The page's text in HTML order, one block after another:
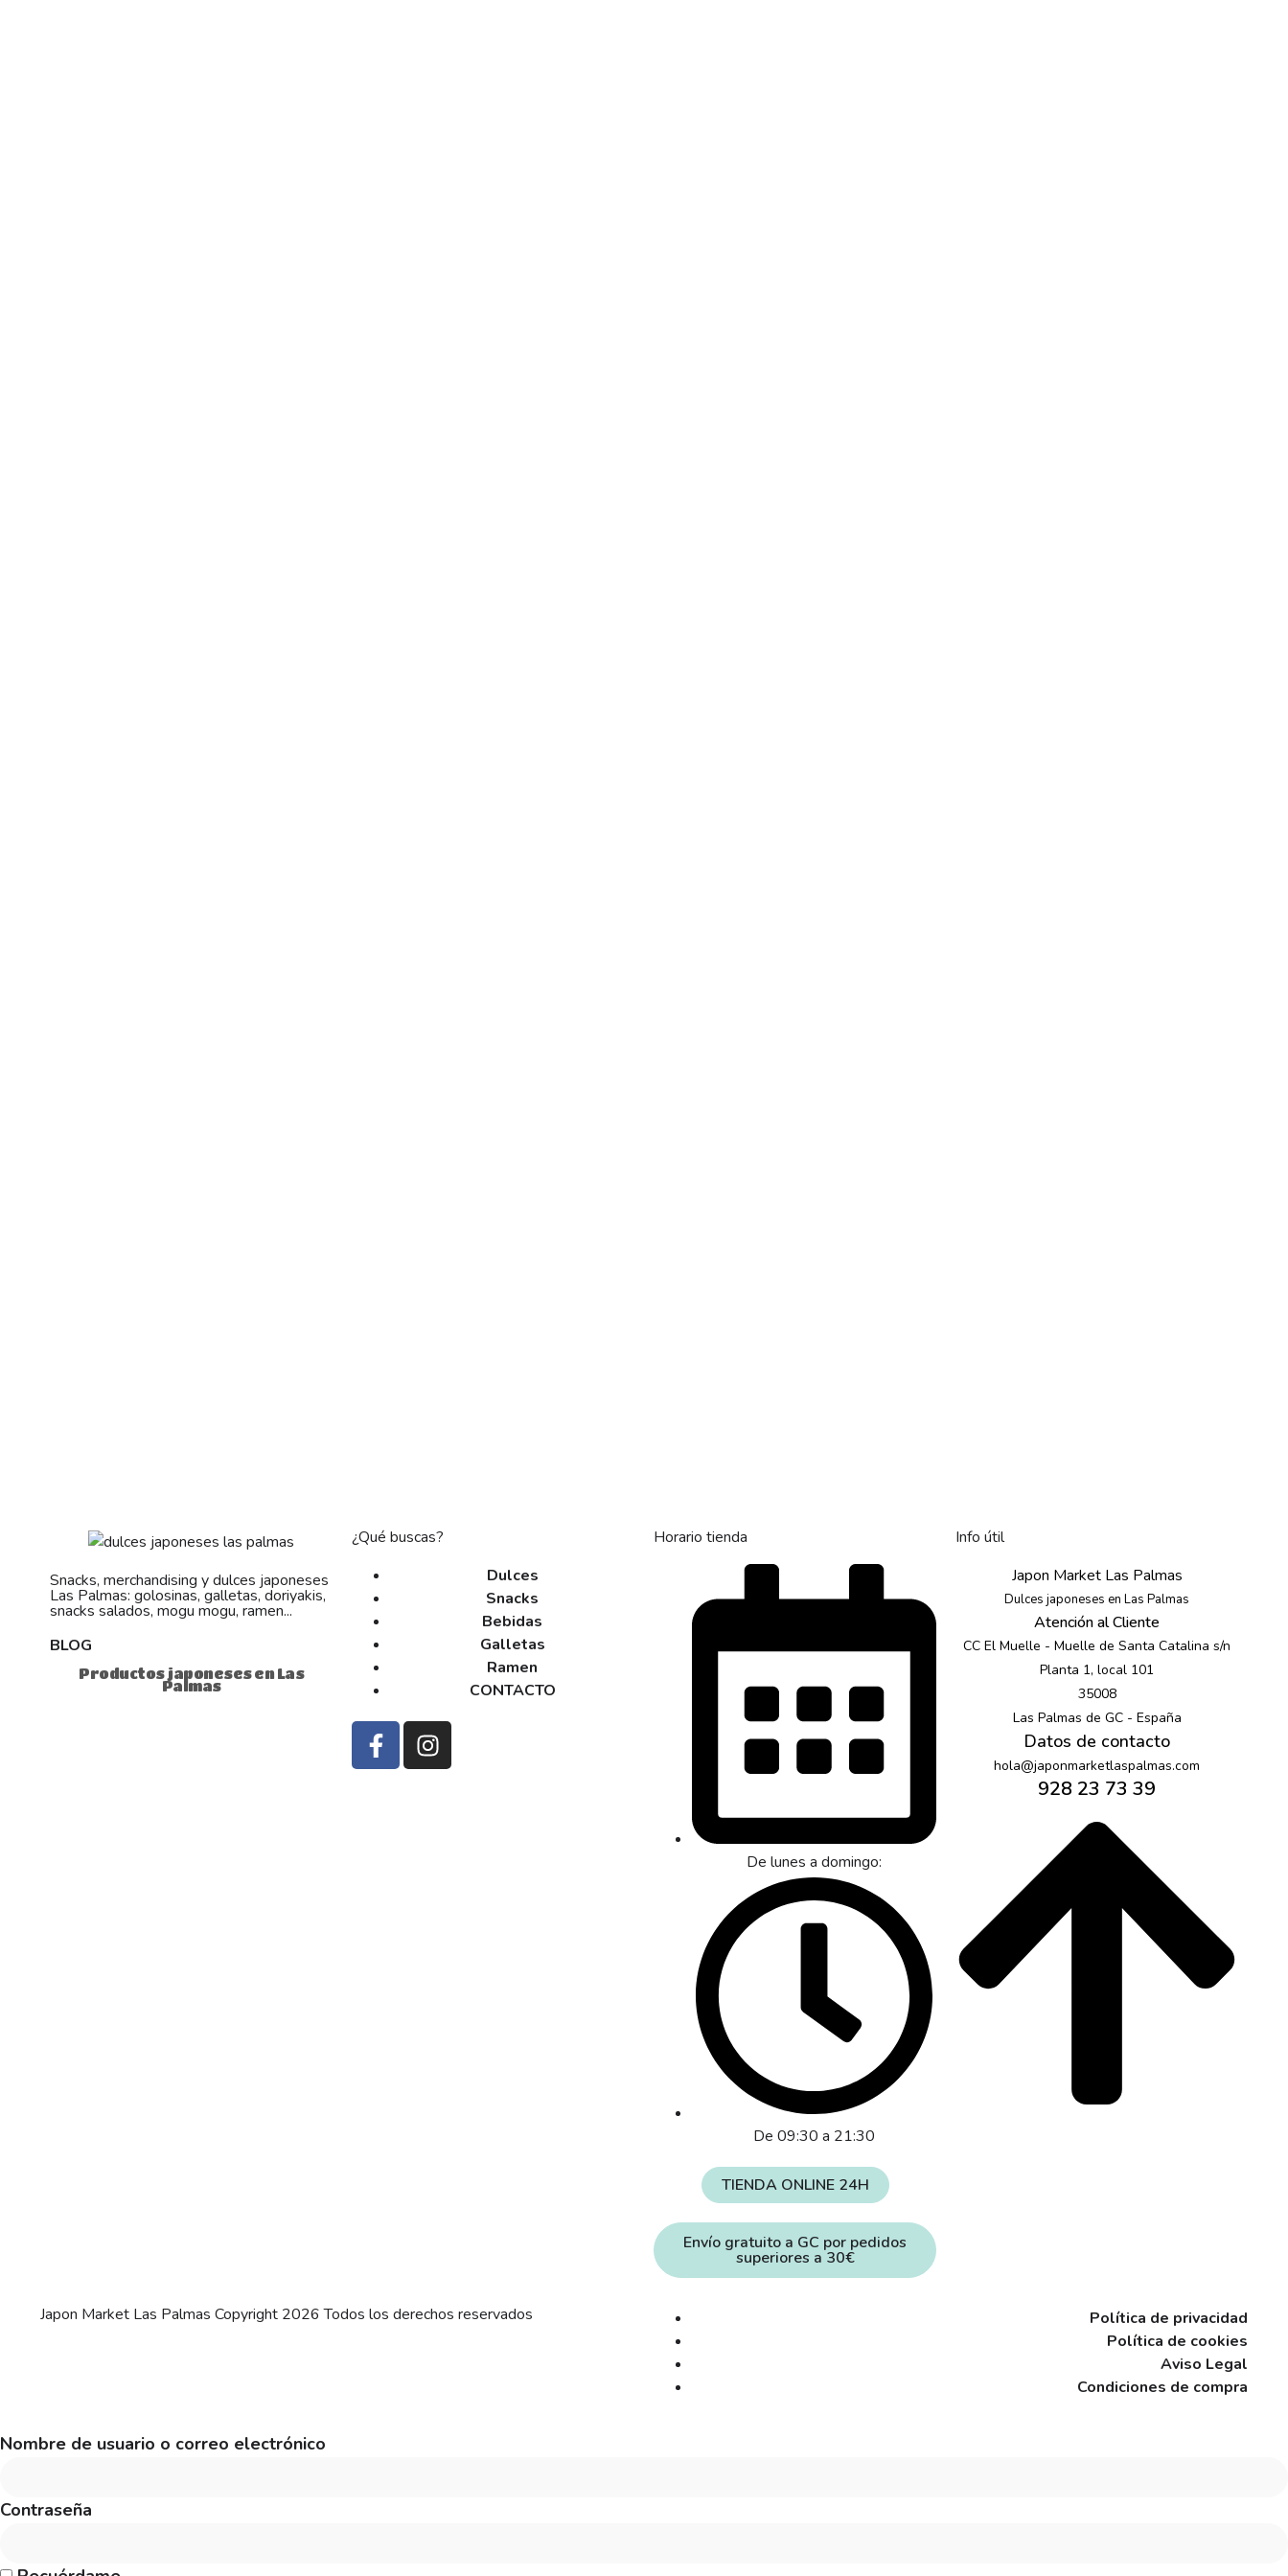
Snacks, merchandising y dulces japoneses
Las Palmas: golosinas, galletas, doriyakis,
snacks salados, mogu mogu, ramen...
BLOG
Productos japoneses en Las
Palmas
¿Qué buscas?
Dulces
Snacks
Bebidas
Galletas
Ramen
CONTACTO
Horario tienda
De lunes a domingo:
De 09:30 a 21:30
TIENDA ONLINE 24H
Envío gratuito a GC por pedidos
superiores a 30€
Info útil
Japon Market Las Palmas
Dulces japoneses en Las Palmas
Atención al Cliente
CC El Muelle - Muelle de Santa Catalina s/n
Planta 1, local 101
35008
Las Palmas de GC - España
Datos de contacto
hola@japonmarketlaspalmas.com
928 23 73 39
Japon Market Las Palmas Copyright 2026 Todos los derechos reservados
Política de privacidad
Política de cookies
Aviso Legal
Condiciones de compra
Nombre de usuario o correo electrónico
Contraseña